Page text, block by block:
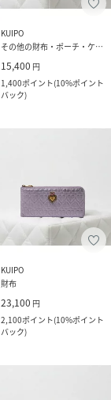
KUIPO
その他の財布・ポーチ・ケース
15,400 円
1,400ポイント(10%ポイント
バック)
KUIPO
財布
23,100 円
2,100ポイント(10%ポイント
バック)